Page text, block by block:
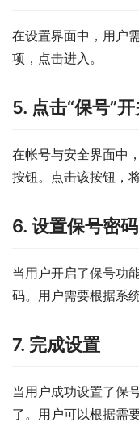
在设置界面中，用户
项，点击进入。
5. 点击“保号”
在帐号与安全界面中
按钮。点击该按钮，
6. 设置保号密码
当用户开启了保号功
码。用户需要根据系
7. 完成设置
当用户成功设置了保
了。用户可以根据需